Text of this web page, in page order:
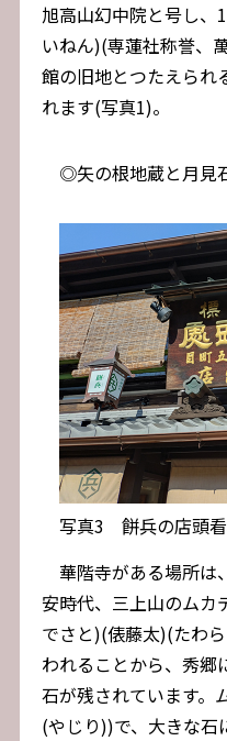
旭高山幻中院と号し、
いねん)(専蓮社称誉、
館の旧地とつたえられ
れます(写真1)。
◎矢の根地蔵と月見
写真3 餅兵の店頭
華階寺がある場所は
安時代、三上山のムカ
でさと)(俵藤太)(たわ
われることから、秀郷
石が残されています。
(やじり))で、大きな石